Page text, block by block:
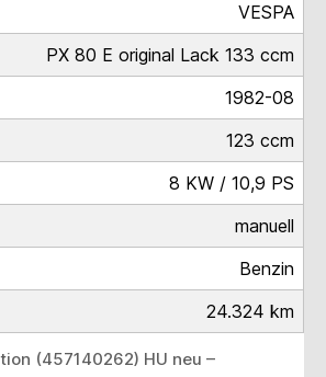
VESPA
PX 80 E original Lack 133 ccm
1982-08
123 ccm
8 KW / 10,9 PS
manuell
Benzin
24.324 km
(457140262) HU neu –